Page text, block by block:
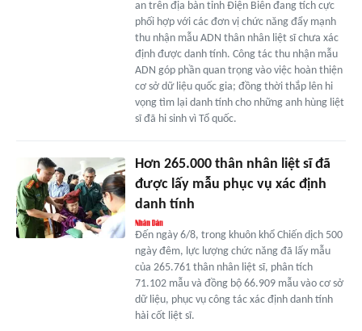
an trên địa bàn tỉnh Điện Biên đang tích cực
phối hợp với các đơn vị chức năng đẩy mạnh
thu nhận mẫu ADN thân nhân liệt sĩ chưa xác
định được danh tính. Công tác thu nhận mẫu
ADN góp phần quan trọng vào việc hoàn thiện
cơ sở dữ liệu quốc gia; đồng thời thắp lên hi
vọng tìm lại danh tính cho những anh hùng liệt
sĩ đã hi sinh vì Tổ quốc.
Hơn 265.000 thân nhân liệt sĩ đã
được lấy mẫu phục vụ xác định
danh tính
Đến ngày 6/8, trong khuôn khổ Chiến dịch 500
ngày đêm, lực lượng chức năng đã lấy mẫu
của 265.761 thân nhân liệt sĩ, phân tích
71.102 mẫu và đồng bộ 66.909 mẫu vào cơ sở
dữ liệu, phục vụ công tác xác định danh tính
hài cốt liệt sĩ.